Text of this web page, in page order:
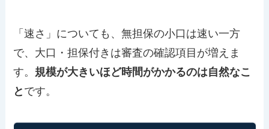
「速さ」についても、無担保の小口は速い一方
で、大口・担保付きは審査の確認項目が増えま
す。 規模が大きいほど時間がかかるのは自然なこ
と です。